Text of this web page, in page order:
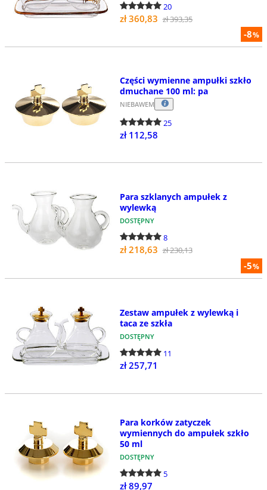
-8%
20
zł 360,83 zł 393,35
Części wymienne ampułki szkło
dmuchane 100 ml: pa
NIEBAWEM
25
zł 112,58
-5%
Para szklanych ampułek z
wylewką
DOSTĘPNY
8
zł 218,63 zł 230,13
Zestaw ampułek z wylewką i
taca ze szkła
DOSTĘPNY
11
zł 257,71
Para korków zatyczek
wymiennych do ampułek szkło
50 ml
DOSTĘPNY
5
zł 89,97